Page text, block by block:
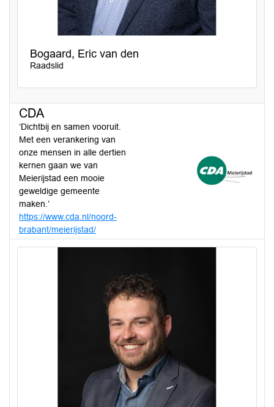
Bogaard, Eric van den
Raadslid
CDA
‘Dichtbij en samen vooruit.
Met een verankering van
onze mensen in alle dertien
kernen gaan we van
Meierijstad een mooie
geweldige gemeente
maken.’
https://www.cda.nl/noord-
brabant/meierijstad/